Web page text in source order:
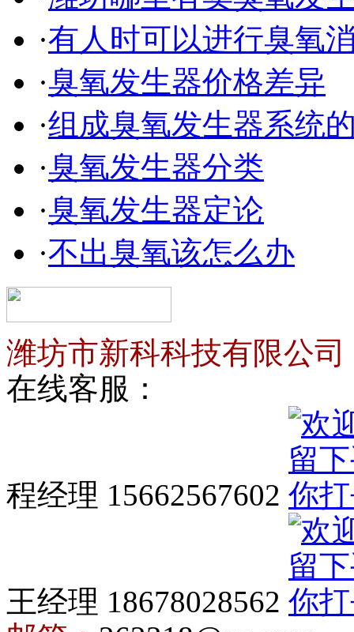
·有人时可以进行臭氧
·臭氧发生器价格差异
·组成臭氧发生器系统
·臭氧发生器分类
·臭氧发生器定论
·不出臭氧该怎么办
潍坊市新科科技有限公司
在线客服：
程经理 15662567602
王经理 18678028562